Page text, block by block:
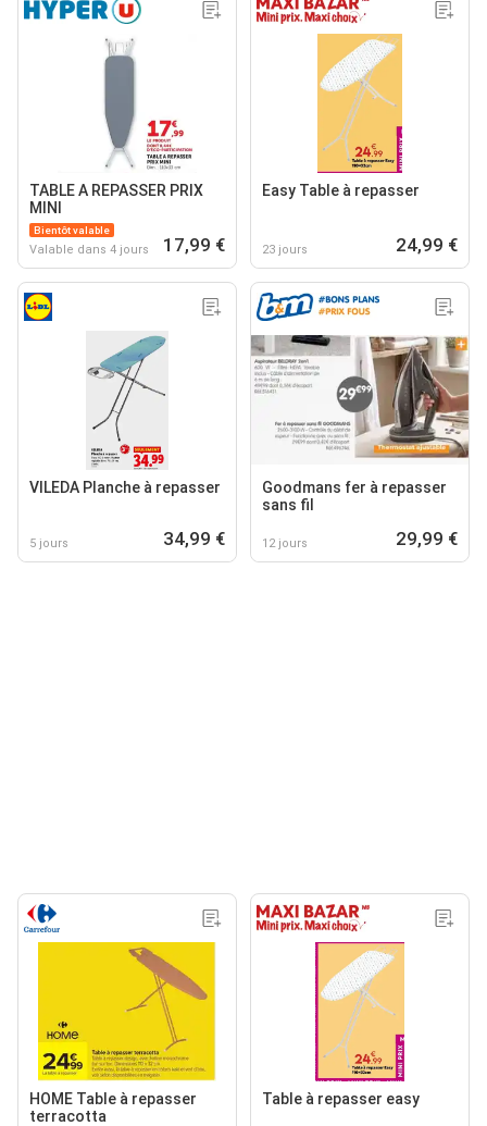
TABLE A REPASSER PRIX
MINI
Bientôt valable
Valable dans 4 jours 17,99 €
Easy Table à repasser
23 jours 24,99 €
VILEDA Planche à repasser
5 jours 34,99 €
Goodmans fer à repasser
sans fil
12 jours 29,99 €
HOME Table à repasser
terracotta
Table à repasser easy